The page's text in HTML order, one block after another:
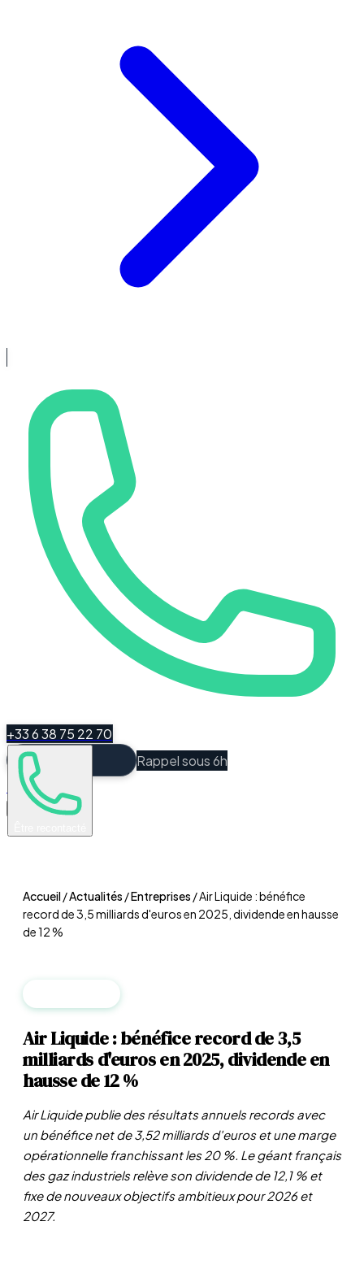
+33 6 38 75 22 70
Rappel sous 6h
Espace Client
Accueil/Actualités /Entreprises /Air Liquide : bénéfice
record de 3,5 milliards d'euros en 2025, dividende en hausse
de 12 %
Air Liquide : bénéfice record de 3,5
milliards d'euros en 2025, dividende en
hausse de 12 %
Air Liquide publie des résultats annuels records avec
un bénéfice net de 3,52 milliards d'euros et une marge
opérationnelle franchissant les 20 %. Le géant français
des gaz industriels relève son dividende de 12,1 % et
fixe de nouveaux objectifs ambitieux pour 2026 et
2027.